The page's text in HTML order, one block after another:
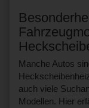
Manche Autos
auch viele
Modellen. Hier